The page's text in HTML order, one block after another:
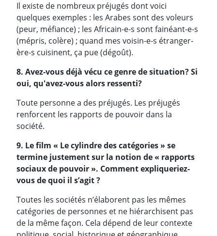
Il existe de nombreux préjugés dont voici
quelques exemples : les Arabes sont des voleurs
(peur, méfiance) ; les Africain-e-s sont fainéant-e-s
(mépris, colère) ; quand mes voisin-e-s étranger-
ère-s cuisinent, ça pue (dégoût).
8. Avez-vous déjà vécu ce genre de situation? Si
oui, qu'avez-vous alors ressenti?
Toute personne a des préjugés. Les préjugés
renforcent les rapports de pouvoir dans la
société.
9. Le film « Le cylindre des catégories » se
termine justement sur la notion de « rapports
sociaux de pouvoir ». Comment expliqueriez-
vous de quoi il s’agit ?
Toutes les sociétés n’élaborent pas les mêmes
catégories de personnes et ne hiérarchisent pas
de la même façon. Cela dépend de leur contexte